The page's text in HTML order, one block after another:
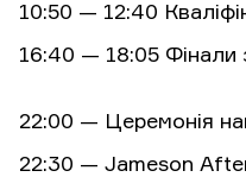
10:50 — 12:40
16:40 — 18:05 Фінали
22:00 — Церемонія
22:30 — Jameson